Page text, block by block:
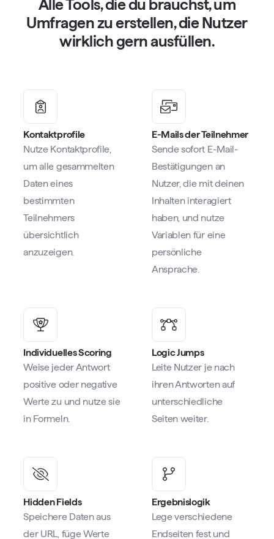
Alle Tools, die du brauchst, um
Umfragen zu erstellen, die Nutzer
wirklich gern ausfüllen.
Kontaktprofile
Nutze Kontaktprofile,
um alle gesammelten
Daten eines
bestimmten
Teilnehmers
übersichtlich
anzuzeigen.
E-Mails der Teilnehmer
Sende sofort E-Mail-
Bestätigungen an
Nutzer, die mit deinen
Inhalten interagiert
haben, und nutze
Variablen für eine
persönliche
Ansprache.
Individuelles Scoring
Weise jeder Antwort
positive oder negative
Werte zu und nutze sie
in Formeln.
Logic Jumps
Leite Nutzer je nach
ihren Antworten auf
unterschiedliche
Seiten weiter.
Hidden Fields
Speichere Daten aus
der URL, füge Werte
Ergebnislogik
Lege verschiedene
Endseiten fest und